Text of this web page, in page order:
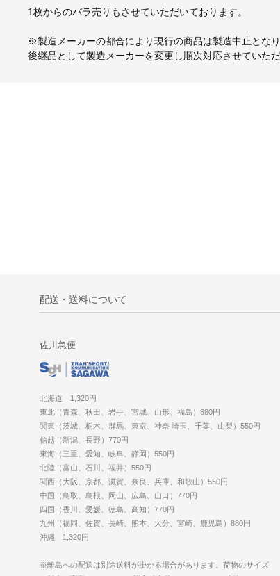
1枚からのバラ売りもさせていただいております。
※製造メーカーの都合により現行の商品は製造中止となり
後継品として製造メーカーを変更し順次対応させていた
配送・送料について
佐川急便
北海道 1,320円
東北（青森、秋田、岩手、宮城、山形、福島）880円
関東（茨城、栃木、群馬、東京、神奈 埼玉、千葉、山梨）550円
信越（新潟、長野）770円
東海（三重、愛知、岐阜、静岡）550円
北陸（富山、石川、福井）550円
関西（大阪、京都、滋賀、奈良、兵庫、和歌山）550円
中国（鳥取、島根、岡山、広島、山口）770円
四国（香川、愛媛、徳島、高知）770円
九州（福岡、佐賀、長崎、熊本、大分、宮崎、鹿児島）880円
沖縄 1,320円
※離島への配送は別途送料が掛かる場合があります。荷物のサイズ